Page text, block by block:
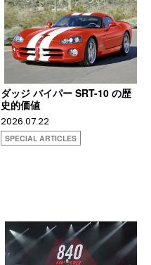
ダッジ バイパー SRT-10 の歴
史的価値
2026.07.22
SPECIAL ARTICLES